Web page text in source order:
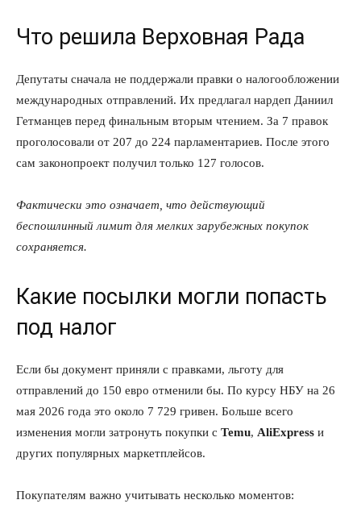
Что решила Верховная Рада
Депутаты сначала не поддержали правки о налогообложении
международных отправлений. Их предлагал нардеп Даниил
Гетманцев перед финальным вторым чтением. За 7 правок
проголосовали от 207 до 224 парламентариев. После этого
сам законопроект получил только 127 голосов.
Фактически это означает, что действующий
беспошлинный лимит для мелких зарубежных покупок
сохраняется.
Какие посылки могли попасть
под налог
Если бы документ приняли с правками, льготу для
отправлений до 150 евро отменили бы. По курсу НБУ на 26
мая 2026 года это около 7 729 гривен. Больше всего
изменения могли затронуть покупки с Temu, AliExpress и
других популярных маркетплейсов.
Покупателям важно учитывать несколько моментов: